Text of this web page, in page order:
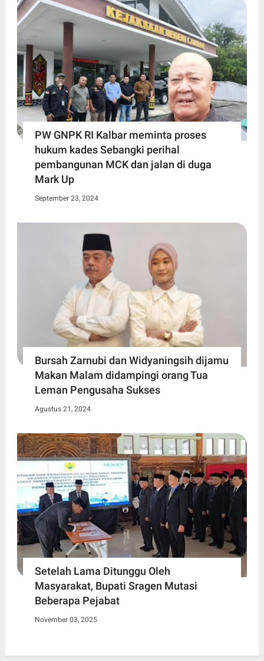
PW GNPK RI Kalbar meminta proses
hukum kades Sebangki perihal
pembangunan MCK dan jalan di duga
Mark Up
September 23, 2024
Bursah Zarnubi dan Widyaningsih dijamu
Makan Malam didampingi orang Tua
Leman Pengusaha Sukses
Agustus 21, 2024
Setelah Lama Ditunggu Oleh
Masyarakat, Bupati Sragen Mutasi
Beberapa Pejabat
November 03, 2025